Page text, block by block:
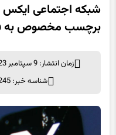
شبکه اجتماعی ایکس
برچسب مخصوص به
زمان انتشار: 9 سپتامبر 2023 ساعت 13:10
شناسه خبر: 340245